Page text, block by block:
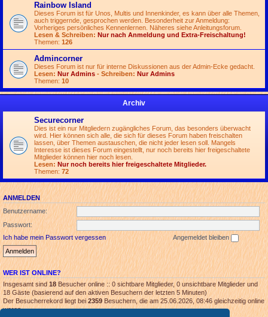
Rainbow Island
Dieses Forum ist für Unos, Multis und Innenkinder, es kann über alle Themen,
auch triggernde, gesprochen werden. Besonderheit zur Anmeldung:
Vorheriges persönliches Kennenlernen. Näheres siehe Anleitungsforum.
Lesen & Schreiben: Nur nach Anmeldung und Extra-Freischaltung!
Themen: 126
Admincorner
Dieses Forum ist nur für interne Diskussionen aus der Admin-Ecke gedacht.
Lesen: Nur Admins - Schreiben: Nur Admins
Themen: 10
Archiv
Securecorner
Dies ist ein nur Mitgliedern zugängliches Forum, das besonders überwacht
wird. Hier können sich alle, die sich für dieses Forum haben freischalten
lassen, über Themen austauschen, die nicht jeder lesen soll. Mangels
Interesse ist dieses Forum eingestellt, nur noch bereits hier freigeschaltete
Mitglieder können hier noch lesen.
Lesen: Nur noch bereits hier freigeschaltete Mitglieder.
Themen: 72
ANMELDEN
Benutzername:
Passwort:
Ich habe mein Passwort vergessen
Angemeldet bleiben
WER IST ONLINE?
Insgesamt sind18Besucher online :: 0 sichtbare Mitglieder, 0 unsichtbare Mitglieder und
18 Gäste (basierend auf den aktiven Besuchern der letzten 5 Minuten)
Der Besucherrekord liegt bei2359Besuchern, die am 25.06.2026, 08:46 gleichzeitig online
waren.